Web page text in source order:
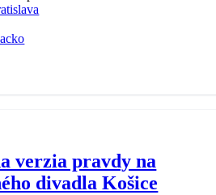
verzia pravdy na
divadla Košice